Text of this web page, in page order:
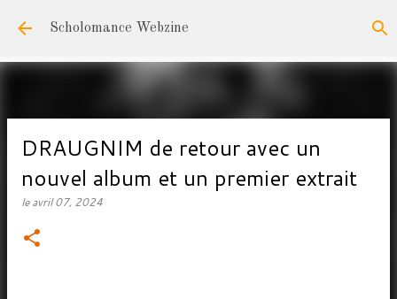
Accéder au contenu principal
Scholomance Webzine
DRAUGNIM de retour avec un
nouvel album et un premier extrait
leavril 07, 2024